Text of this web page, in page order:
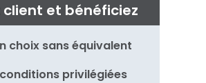
client et bénéficiez
choix sans équivalent
privilégiées